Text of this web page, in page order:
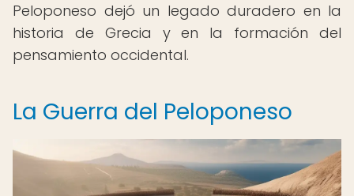
Peloponeso dejó un legado duradero en la
historia de Grecia y en la formación del
pensamiento occidental.
La Guerra del Peloponeso